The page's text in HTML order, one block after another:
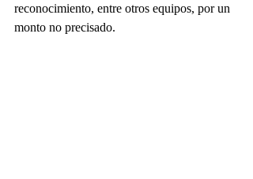
reconocimiento, entre otros equipos, por un
monto no precisado.